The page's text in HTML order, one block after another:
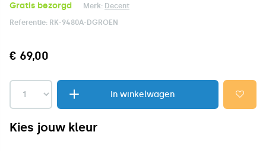
Gratis bezorgd Merk: Decent
Referentie: RK-9480A-DGROEN
€ 69,00
In winkelwagen
Kies jouw kleur